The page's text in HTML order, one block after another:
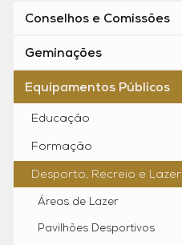
Conselhos e Comissões
Geminações
Equipamentos Públicos
Educação
Formação
Desporto, Recreio e Lazer
Áreas de Lazer
Pavilhões Desportivos